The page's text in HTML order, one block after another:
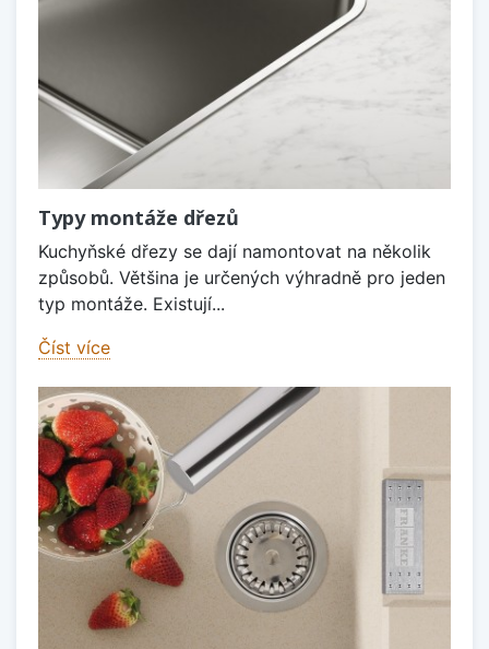
Typy montáže dřezů
Kuchyňské dřezy se dají namontovat na několik
způsobů. Většina je určených výhradně pro jeden
typ montáže. Existují...
Číst více